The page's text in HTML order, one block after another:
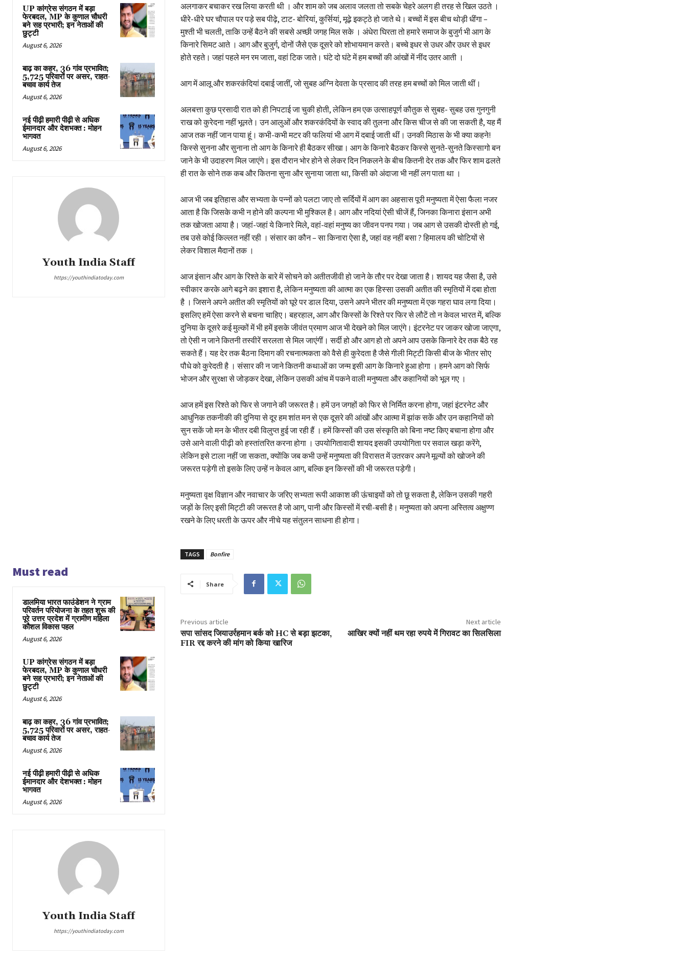
UP कांग्रेस संगठन में बड़ा
फेरबदल, MP के कुणाल चौधरी
बने सह प्रभारी; इन नेताओं की
छुट्टी
August 6, 2026
बाढ़ का कहर, 36 गांव प्रभावित;
5,725 परिवारों पर असर, राहत-
बचाव कार्य तेज
August 6, 2026
नई पीढ़ी हमारी पीढ़ी से अधिक
ईमानदार और देशभक्त : मोहन
भागवत
August 6, 2026
Youth India Staff
https://youthindiatoday.com
अलगाकर बचाकर रख लिया करती थी । और शाम को जब अलाव जलता तो सबके चेहरे अलग ही तरह से खिल उठते ।
धीरे-धीरे घर चौपाल पर पड़े सब पीढ़े, टाट- बोरियां, कुर्सियां, मूढ़े इकट्ठे हो जाते थे। बच्चों में इस बीच थोड़ी धींगा –
मुश्ती भी चलती, ताकि उन्हें बैठने की सबसे अच्छी जगह मिल सके । अंधेरा घिरता तो हमारे समाज के बुजुर्ग भी आग के
किनारे सिमट आते । आग और बुजुर्ग, दोनों जैसे एक दूसरे को शोभायमान करते। बच्चे इधर से उधर और उधर से इधर
होते रहते। जहां पहले मन रम जाता, वहां टिक जाते। घंटे दो घंटे में हम बच्चों की आंखों में नींद उतर आती ।
आग में आलू और शकरकंदियां दबाई जातीं, जो सुबह अग्नि देवता के प्रसाद की तरह हम बच्चों को मिल जाती थीं।
अलबत्ता कुछ प्रसादी रात को ही निपटाई जा चुकी होती, लेकिन हम एक उत्साहपूर्ण कौतुक से सुबह- सुबह उस गुनगुनी
राख को कुरेदना नहीं भूलते। उन आलुओं और शकरकंदियों के स्वाद की तुलना और किस चीज से की जा सकती है, यह मैं
आज तक नहीं जान पाया हूं। कभी-कभी मटर की फलियां भी आग में दबाई जाती थीं। उनकी मिठास के भी क्या कहने!
किस्से सुनना और सुनाना तो आग के किनारे ही बैठकर सीखा। आग के किनारे बैठकर किस्से सुनते-सुनते किस्सागो बन
जाने के भी उदाहरण मिल जाएंगे। इस दौरान भोर होने से लेकर दिन निकलने के बीच कितनी देर तक और फिर शाम ढलते
ही रात के सोने तक कब और कितना सुना और सुनाया जाता था, किसी को अंदाजा भी नहीं लग पाता था ।
आज भी जब इतिहास और सभ्यता के पन्नों को पलटा जाए तो सर्दियों में आग का अहसास पूरी मनुष्यता में ऐसा फैला नजर
आता है कि जिसके कभी न होने की कल्पना भी मुश्किल है। आग और नदियां ऐसी चीजें हैं, जिनका किनारा इंसान अभी
तक खोजता आया है। जहां-जहां ये किनारे मिले, वहां-वहां मनुष्य का जीवन पनप गया। जब आग से उसकी दोस्ती हो गई,
तब उसे कोई किल्लत नहीं रही । संसार का कौन – सा किनारा ऐसा है, जहां वह नहीं बसा ? हिमालय की चोटियों से
लेकर विशाल मैदानों तक ।
आज इंसान और आग के रिश्ते के बारे में सोचने को अतीतजीवी हो जाने के तौर पर देखा जाता है। शायद यह जैसा है, उसे
स्वीकार करके आगे बढ़ने का इशारा है, लेकिन मनुष्यता की आत्मा का एक हिस्सा उसकी अतीत की स्मृतियों में दबा होता
है । जिसने अपने अतीत की स्मृतियों को घूरे पर डाल दिया, उसने अपने भीतर की मनुष्यता में एक गहरा घाव लगा दिया।
इसलिए हमें ऐसा करने से बचना चाहिए। बहरहाल, आग और किस्सों के रिश्ते पर फिर से लौटें तो न केवल भारत में, बल्कि
दुनिया के दूसरे कई मुल्कों में भी हमें इसके जीवंत प्रमाण आज भी देखने को मिल जाएंगे। इंटरनेट पर जाकर खोजा जाएगा,
तो ऐसी न जाने कितनी तस्वीरें सरलता से मिल जाएंगीं। सर्दी हो और आग हो तो अपने आप उसके किनारे देर तक बैठे रह
सकते हैं। यह देर तक बैठना दिमाग की रचनात्मकता को वैसे ही कुरेदता है जैसे गीली मिट्टी किसी बीज के भीतर सोए
पौधे को कुरेदती है । संसार की न जाने कितनी कथाओं का जन्म इसी आग के किनारे हुआ होगा । हमने आग को सिर्फ
भोजन और सुरक्षा से जोड़कर देखा, लेकिन उसकी आंच में पकने वाली मनुष्यता और कहानियों को भूल गए ।
आज हमें इस रिश्ते को फिर से जगाने की जरूरत है। हमें उन जगहों को फिर से निर्मित करना होगा, जहां इंटरनेट और
आधुनिक तकनीकी की दुनिया से दूर हम शांत मन से एक दूसरे की आंखों और आत्मा में झांक सकें और उन कहानियों को
सुन सकें जो मन के भीतर दबी विलुप्त हुई जा रही हैं । हमें किस्सों की उस संस्कृति को बिना नष्ट किए बचाना होगा और
उसे आने वाली पीढ़ी को हस्तांतरित करना होगा । उपयोगितावादी शायद इसकी उपयोगिता पर सवाल खड़ा करेंगे,
लेकिन इसे टाला नहीं जा सकता, क्योंकि जब कभी उन्हें मनुष्यता की विरासत में उतरकर अपने मूल्यों को खोजने की
जरूरत पड़ेगी तो इसके लिए उन्हें न केवल आग, बल्कि इन किस्सों की भी जरूरत पड़ेगी।
मनुष्यता वृक्ष विज्ञान और नवाचार के जरिए सभ्यता रूपी आकाश की ऊंचाइयों को तो छू सकता है, लेकिन उसकी गहरी
जड़ों के लिए इसी मिट्टी की जरूरत है जो आग, पानी और किस्सों में रची-बसी है। मनुष्यता को अपना अस्तित्व अक्षुण्ण
रखने के लिए धरती के ऊपर और नीचे यह संतुलन साधना ही होगा।
TAGS Bonfire
Must read
डालमिया भारत फाउंडेशन ने ग्राम
परिवर्तन परियोजना के तहत शुरू की
पूरे उत्तर प्रदेश में ग्रामीण महिला
कौशल विकास पहल
August 6, 2026
UP कांग्रेस संगठन में बड़ा
फेरबदल, MP के कुणाल चौधरी
बने सह प्रभारी; इन नेताओं की
छुट्टी
August 6, 2026
बाढ़ का कहर, 36 गांव प्रभावित;
5,725 परिवारों पर असर, राहत-
बचाव कार्य तेज
August 6, 2026
नई पीढ़ी हमारी पीढ़ी से अधिक
ईमानदार और देशभक्त : मोहन
भागवत
August 6, 2026
Youth India Staff
https://youthindiatoday.com
Share
Previous article
सपा सांसद जियाउर्रहमान बर्क को HC से बड़ा झटका,
FIR रद्द करने की मांग को किया खारिज
Next article
आखिर क्यों नहीं थम रहा रुपये में गिरावट का सिलसिला